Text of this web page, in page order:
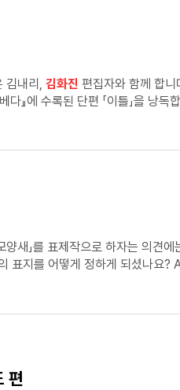
김내리, 김화진 편집자와 함께 합
』에 수록된 단편 「이틀」을 낭독
양새」를 표제작으로 하자는 의
리》는 코로나바이러스감염증-19 예방을 위
편